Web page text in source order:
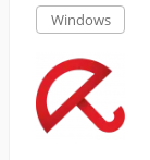
Windows